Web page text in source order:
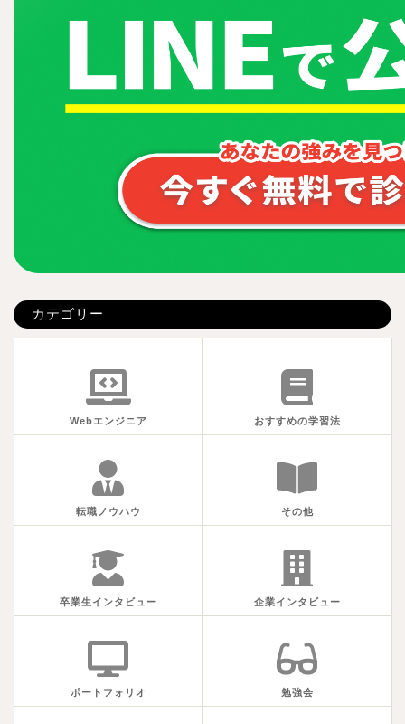
カテゴリー
Webエンジニア おすすめの学習法
転職ノウハウ その他
卒業生インタビュー 企業インタビュー
ポートフォリオ 勉強会